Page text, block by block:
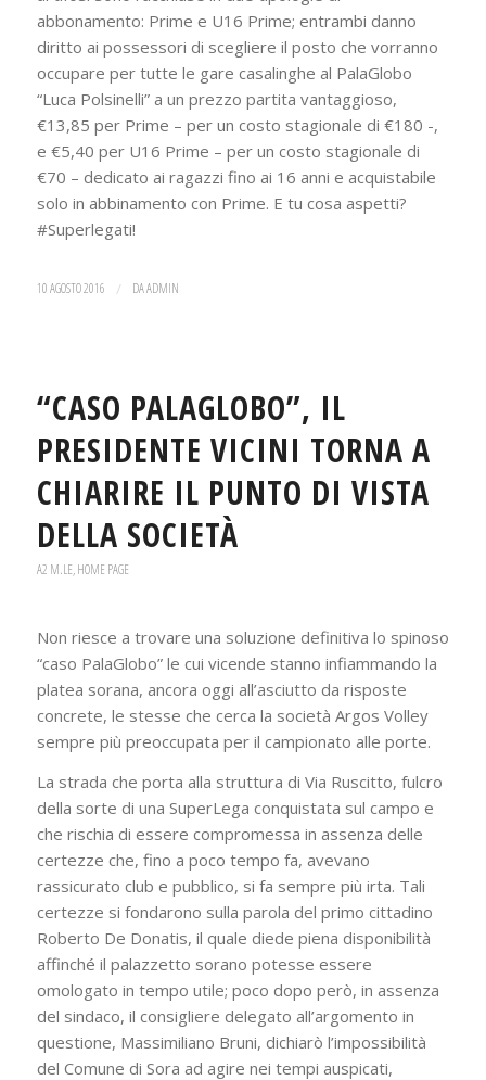
abbonamento: Prime e U16 Prime; entrambi danno
diritto ai possessori di scegliere il posto che vorranno
occupare per tutte le gare casalinghe al PalaGlobo
“Luca Polsinelli” a un prezzo partita vantaggioso,
€13,85 per Prime – per un costo stagionale di €180 -,
e €5,40 per U16 Prime – per un costo stagionale di
€70 – dedicato ai ragazzi fino ai 16 anni e acquistabile
solo in abbinamento con Prime. E tu cosa aspetti?
#Superlegati!
10 AGOSTO 2016 / DAADMIN
“CASO PALAGLOBO”, IL
PRESIDENTE VICINI TORNA A
CHIARIRE IL PUNTO DI VISTA
DELLA SOCIETÀ
A2 M.LE,HOME PAGE
Non riesce a trovare una soluzione definitiva lo spinoso
“caso PalaGlobo” le cui vicende stanno infiammando la
platea sorana, ancora oggi all’asciutto da risposte
concrete, le stesse che cerca la società Argos Volley
sempre più preoccupata per il campionato alle porte.
La strada che porta alla struttura di Via Ruscitto, fulcro
della sorte di una SuperLega conquistata sul campo e
che rischia di essere compromessa in assenza delle
certezze che, fino a poco tempo fa, avevano
rassicurato club e pubblico, si fa sempre più irta. Tali
certezze si fondarono sulla parola del primo cittadino
Roberto De Donatis, il quale diede piena disponibilità
affinché il palazzetto sorano potesse essere
omologato in tempo utile; poco dopo però, in assenza
del sindaco, il consigliere delegato all’argomento in
questione, Massimiliano Bruni, dichiarò l’impossibilità
del Comune di Sora ad agire nei tempi auspicati,